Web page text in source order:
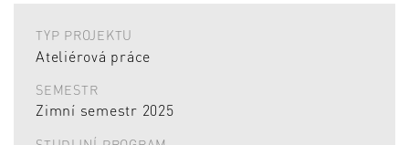
TYP PROJEKTU
Ateliérová práce
SEMESTR
Zimní semestr 2025